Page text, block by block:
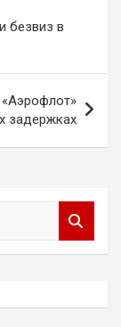
безвиз в
задержках